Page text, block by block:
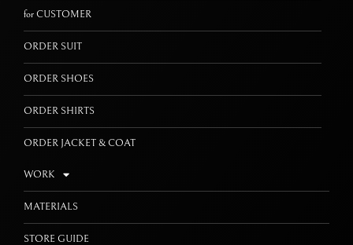
for CUSTOMER
ORDER SUIT
ORDER SHOES
ORDER SHIRTS
ORDER JACKET & COAT
WORK
MATERIALS
STORE GUIDE